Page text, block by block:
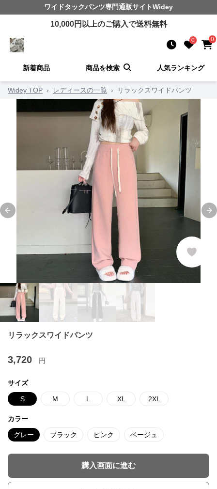
ワイドタックパンツ専門通販サイトWidey
10,000円以上のご購入で送料無料
0 0
新着商品 商品を検索 人気ランキング
Widey TOP › レディースの一覧 › リラックスワイドパンツ
Previous slide
リラックスワイドパンツ
3,720 円
サイズ
S M L XL 2XL
カラー
グレー ブラック ピンク ベージュ
購入画面に進む